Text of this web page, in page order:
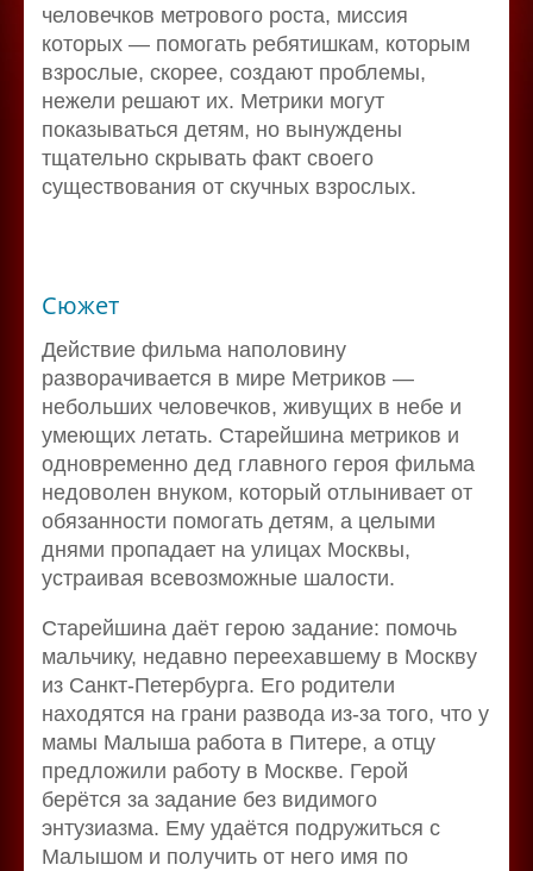
человечков метрового роста, миссия
которых — помогать ребятишкам, которым
взрослые, скорее, создают проблемы,
нежели решают их. Метрики могут
показываться детям, но вынуждены
тщательно скрывать факт своего
существования от скучных взрослых.
Сюжет
Действие фильма наполовину
разворачивается в мире Метриков —
небольших человечков, живущих в небе и
умеющих летать. Старейшина метриков и
одновременно дед главного героя фильма
недоволен внуком, который отлынивает от
обязанности помогать детям, а целыми
днями пропадает на улицах Москвы,
устраивая всевозможные шалости.
Старейшина даёт герою задание: помочь
мальчику, недавно переехавшему в Москву
из Санкт-Петербурга. Его родители
находятся на грани развода из-за того, что у
мамы Малыша работа в Питере, а отцу
предложили работу в Москве. Герой
берётся за задание без видимого
энтузиазма. Ему удаётся подружиться с
Малышом и получить от него имя по